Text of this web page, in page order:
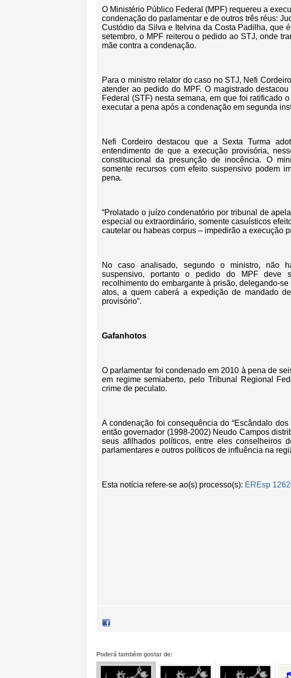
O Ministério Público Federal (MPF) requereu a
condenação do parlamentar e de outros três réus:
Custódio da Silva e Itelvina da Costa Padilha, que
setembro, o MPF reiterou o pedido ao STJ, onde
mãe contra a condenação.
Para o ministro relator do caso no STJ, Nefi
atender ao pedido do MPF. O magistrado
Federal (STF) nesta semana, em que foi ratificado
executar a pena após a condenação em segunda
Nefi Cordeiro destacou que a Sexta Turma
entendimento de que a execução provisória,
constitucional da presunção de inocência. O
somente recursos com efeito suspensivo podem
pena.
“Prolatado o juízo condenatório por tribunal de
especial ou extraordinário, somente casuísticos
cautelar ou habeas corpus – impedirão a execução
No caso analisado, segundo o ministro, não
suspensivo, portanto o pedido do MPF deve
recolhimento do embargante à prisão, delegando-
atos, a quem caberá a expedição de mandado
provisório”.
Gafanhotos
O parlamentar foi condenado em 2010 à pena de
em regime semiaberto, pelo Tribunal Regional
crime de peculato.
A condenação foi consequência do “Escândalo
então governador (1998-2002) Neudo Campos
seus afilhados políticos, entre eles conselheiros
parlamentares e outros políticos de influência na
Esta notícia refere-se ao(s) processo(s): EREsp
Poderá também gostar de: